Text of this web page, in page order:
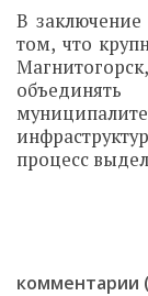
В
том, что
процесс
комментарии